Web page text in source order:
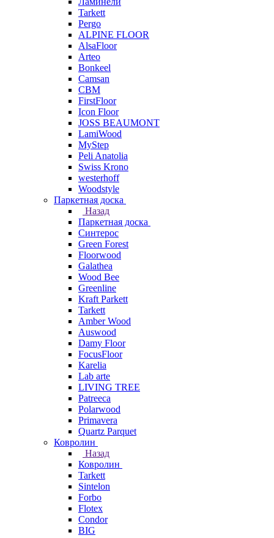
Tarkett
Pergo
ALPINE FLOOR
AlsaFloor
Arteo
Bonkeel
Camsan
CBM
FirstFloor
Icon Floor
JOSS BEAUMONT
LamiWood
MyStep
Peli Anatolia
Swiss Krono
westerhoff
Woodstyle
Паркетная доска
Назад
Паркетная доска
Синтерос
Green Forest
Floorwood
Galathea
Wood Bee
Greenline
Kraft Parkett
Tarkett
Amber Wood
Auswood
Damy Floor
FocusFloor
Karelia
Lab arte
LIVING TREE
Patreeca
Polarwood
Primavera
Quartz Parquet
Ковролин
Назад
Ковролин
Tarkett
Sintelon
Forbo
Flotex
Condor
BIG